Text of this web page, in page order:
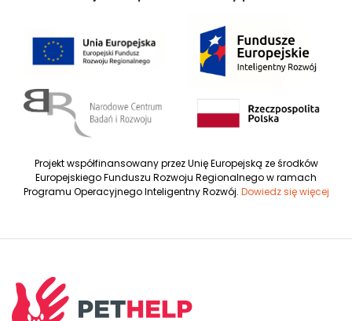
Projekt współfinansowany przez Unię Europejską ze środków
Europejskiego Funduszu Rozwoju Regionalnego w ramach
Programu Operacyjnego Inteligentny Rozwój. Dowiedz się więcej